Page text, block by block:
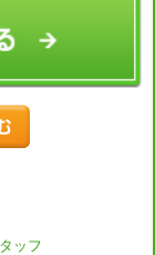
ッフ